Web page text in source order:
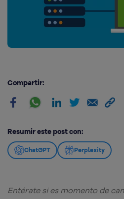
Compartir:
Resumir este post con:
ChatGPT Perplexity
Entérate si es momento de